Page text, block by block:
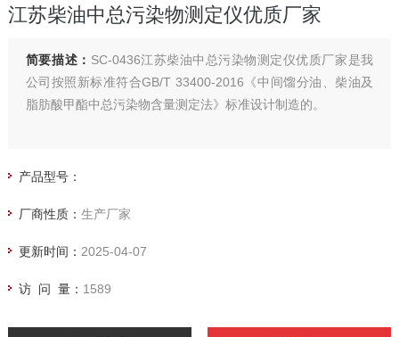
江苏柴油中总污染物测定仪优质厂家
简要描述： SC-0436江苏柴油中总污染物测定仪优质厂家是我
公司按照新标准符合GB/T 33400-2016《中间馏分油、柴油及
脂肪酸甲酯中总污染物含量测定法》标准设计制造的。
产品型号：
厂商性质： 生产厂家
更新时间： 2025-04-07
访 问 量： 1589